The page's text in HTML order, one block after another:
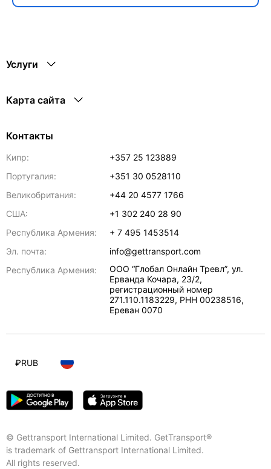
Услуги
Карта сайта
Контакты
Кипр:
+357 25 123889
Португалия:
+351 30 0528110
Великобритания:
+44 20 4577 1766
США:
+1 302 240 28 90
Республика Армения:
+ 7 495 1453514
Эл. почта:
info@gettransport.com
Республика Армения:
ООО “Глобал Онлайн Тревл”, ул.
Ерванда Кочара, 23/2,
регистрационный номер
271.110.1183229, РНН 00238516,
Ереван 0070
© Gettransport International Limited. GetTransport®
is trademark of Gettransport International Limited.
All rights reserved.
₽RUB